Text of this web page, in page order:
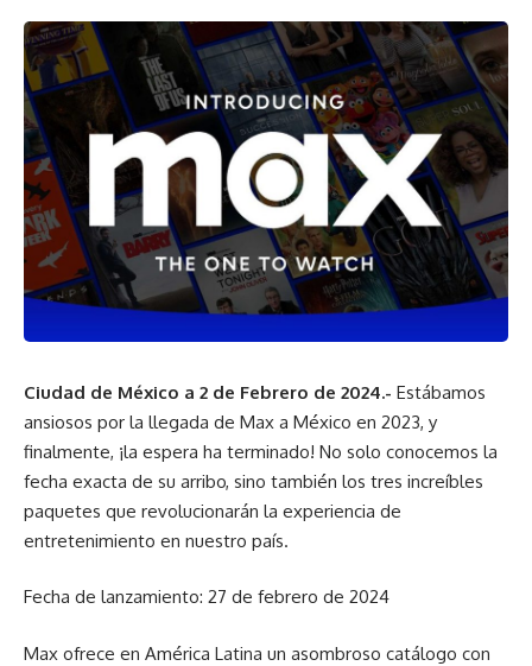
Ciudad de México a 2 de Febrero de 2024.- Estábamos
ansiosos por la llegada de Max a México en 2023, y
finalmente, ¡la espera ha terminado! No solo conocemos la
fecha exacta de su arribo, sino también los tres increíbles
paquetes que revolucionarán la experiencia de
entretenimiento en nuestro país.
Fecha de lanzamiento: 27 de febrero de 2024
Max ofrece en América Latina un asombroso catálogo con